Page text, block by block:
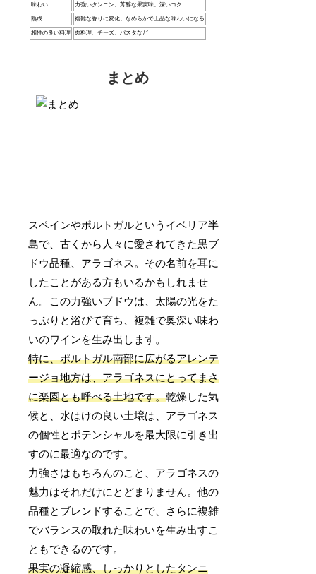
味わい 力強いタンニン、芳醇な果実味、深いコク
熟成 複雑な香りに変化、なめらかで上品な味わいになる
相性の良い料理 肉料理、チーズ、パスタなど
まとめ
スペインやポルトガルというイベリア半
島で、古くから人々に愛されてきた黒ブ
ドウ品種、アラゴネス。その名前を耳に
したことがある方もいるかもしれませ
ん。この力強いブドウは、太陽の光をた
っぷりと浴びて育ち、複雑で奥深い味わ
いのワインを生み出します。
特に、ポルトガル南部に広がるアレンテ
ージョ地方は、アラゴネスにとってまさ
に楽園とも呼べる土地です。乾燥した気
候と、水はけの良い土壌は、アラゴネス
の個性とポテンシャルを最大限に引き出
すのに最適なのです。
力強さはもちろんのこと、アラゴネスの
魅力はそれだけにとどまりません。他の
品種とブレンドすることで、さらに複雑
でバランスの取れた味わいを生み出すこ
ともできるのです。
果実の凝縮感、しっかりとしたタンニ